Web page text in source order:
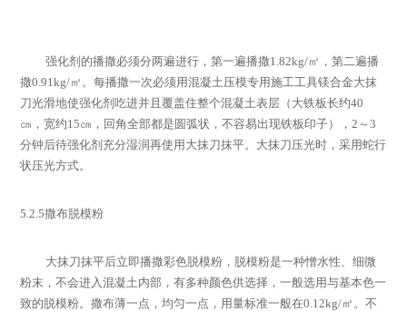
强化剂的播撒必须分两遍进行，第一遍播撒1.82kg/㎡，第二遍播
撒0.91kg/㎡。每播撒一次必须用混凝土压模专用施工工具镁合金大抹
刀光滑地使强化剂吃进并且覆盖住整个混凝土表层（大铁板长约40
㎝，宽约15㎝，回角全部都是圆弧状，不容易出现铁板印子）， 2 ～3
分钟后待强化剂充分湿润再使用大抹刀抹平。大抹刀压光时，采用蛇行
状压光方式。
5.2.5撒布脱模粉
大抹刀抹平后立即播撒彩色脱模粉，脱模粉是一种憎水性、细微
粉末，不会进入混凝土内部，有多种颜色供选择，一般选用与基本色一
致的脱模粉。撒布薄一点，均匀一点，用量标准一般在0.12kg/㎡。不